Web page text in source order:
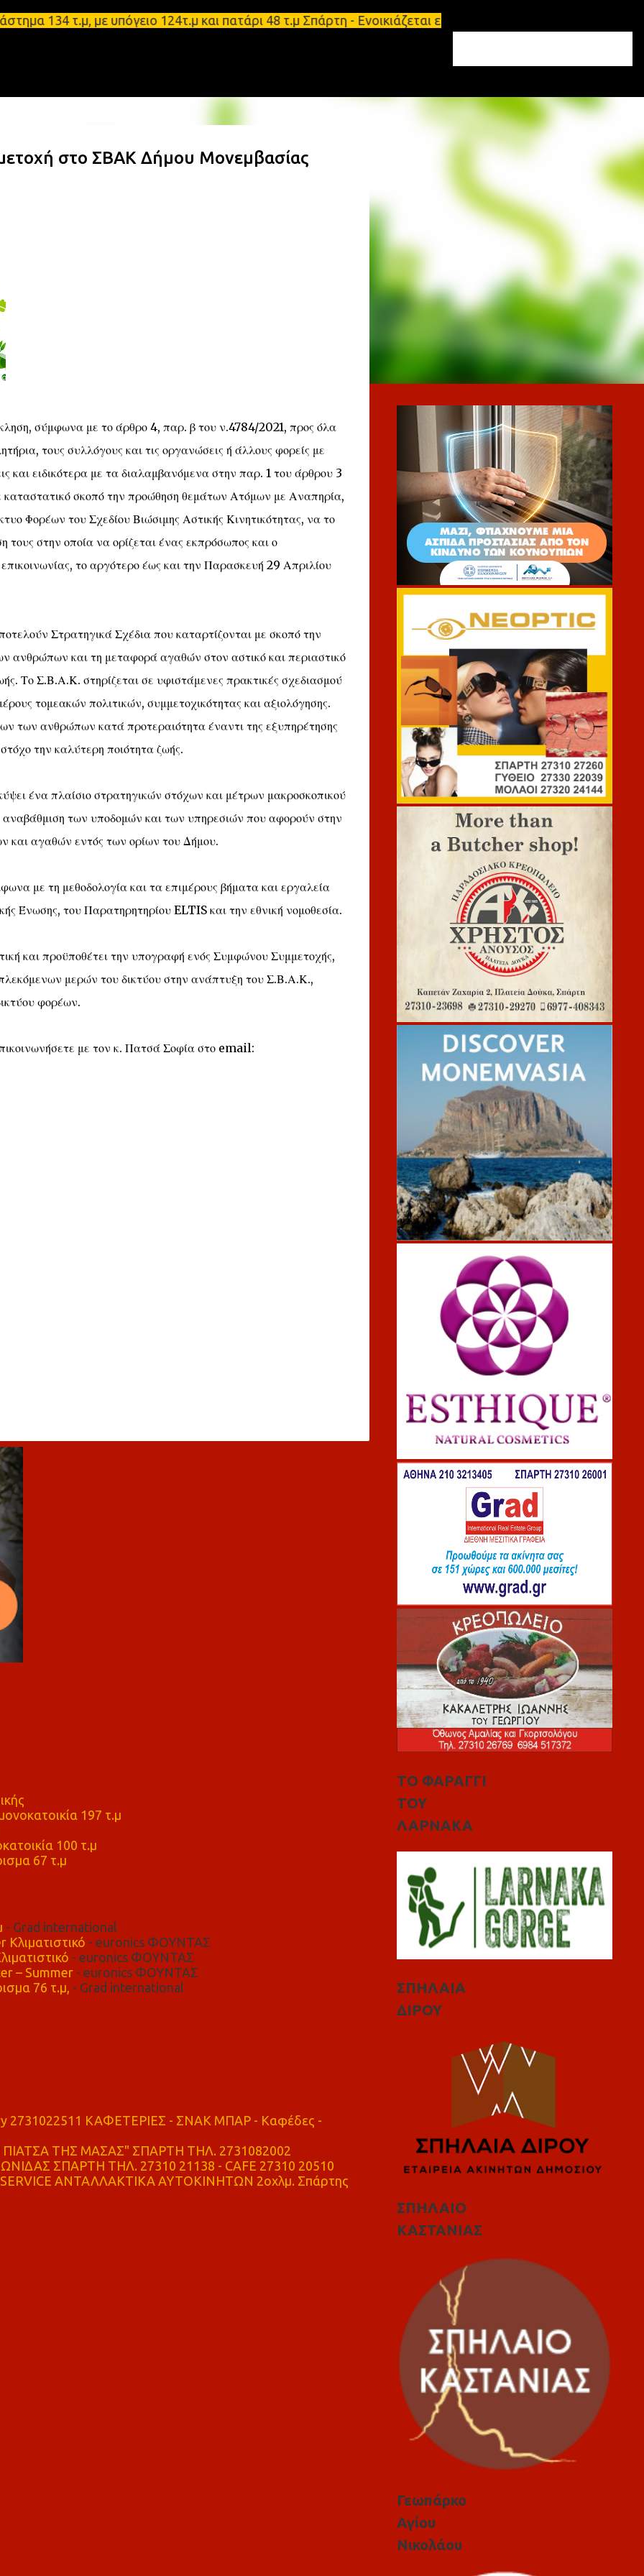
Μετάβαση στο κύριο περιεχόμενο
τ.μ, με υπόγειο 124τ.μ και πατάρι 48 τ.μ Σπάρτη - Ενοικιάζεται επιπλωμένο διαμέρισμα
στο ΣΒΑΚ Δήμου Μονεμβασίας
σύμφωνα με το άρθρο 4, παρ. β του ν.4784/2021, προς όλα
τους συλλόγους και τις οργανώσεις ή άλλους φορείς με
και ειδικότερα με τα διαλαμβανόμενα στην παρ. 1 του άρθρου 3
καταστατικό σκοπό την προώθηση θεμάτων Ατόμων με Αναπηρία,
Φορέων του Σχεδίου Βιώσιμης Αστικής Κινητικότητας, να το
στην οποία να ορίζεται ένας εκπρόσωπος και ο
το αργότερο έως και την Παρασκευή 29 Απριλίου
Στρατηγικά Σχέδια που καταρτίζονται με σκοπό την
ανθρώπων και τη μεταφορά αγαθών στον αστικό και περιαστικό
Το Σ.Β.Α.Κ. στηρίζεται σε υφιστάμενες πρακτικές σχεδιασμού
τομεακών πολιτικών, συμμετοχικότητας και αξιολόγησης.
των ανθρώπων κατά προτεραιότητα έναντι της εξυπηρέτησης
την καλύτερη ποιότητα ζωής.
ένα πλαίσιο στρατηγικών στόχων και μέτρων μακροσκοπικού
αναβάθμιση των υποδομών και των υπηρεσιών που αφορούν στην
και αγαθών εντός των ορίων του Δήμου.
με τη μεθοδολογία και τα επιμέρους βήματα και εργαλεία
Ένωσης, του Παρατηρητηρίου ELTIS και την εθνική νομοθεσία.
και προϋποθέτει την υπογραφή ενός Συμφώνου Συμμετοχής,
μερών του δικτύου στην ανάπτυξη του Σ.Β.Α.Κ.,
φορέων.
με τον κ. Πατσά Σοφία στο email:
197 τ.μ
100 τ.μ
67 τ.μ
- Grad international
- euronics ΦΟΥΝΤΑΣ
- euronics ΦΟΥΝΤΑΣ
– Summer- euronics ΦΟΥΝΤΑΣ
76 τ.μ, - Grad international
2731022511 ΚΑΦΕΤΕΡΙΕΣ - ΣΝΑΚ ΜΠΑΡ - Καφέδες -
ΤΗΣ ΜΑΣΑΣ" ΣΠΑΡΤΗ ΤΗΛ. 2731082002
ΣΠΑΡΤΗ ΤΗΛ. 27310 21138 - CAFE 27310 20510
ΑΝΤΑΛΛΑΚΤΙΚΑ ΑΥΤΟΚΙΝΗΤΩΝ 2οχλμ. Σπάρτης
ΤΟ ΦΑΡΑΓΓΙ
ΤΟΥ
ΛΑΡΝΑΚΑ
ΣΠΗΛΑΙΑ
ΔΙΡΟΥ
ΣΠΗΛΑΙΟ
ΚΑΣΤΑΝΙΑΣ
Γεωπάρκο
Αγίου
Νικολάου